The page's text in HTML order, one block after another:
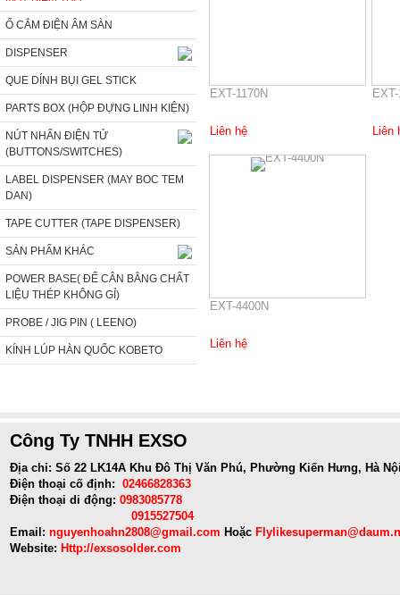
Ổ CẮM ĐIỆN ÂM SÀN
DISPENSER
QUE DÍNH BỤI GEL STICK
PARTS BOX (HỘP ĐỰNG LINH KIỆN)
NÚT NHẤN ĐIỆN TỬ
(BUTTONS/SWITCHES)
LABEL DISPENSER (MAY BOC TEM
DAN)
TAPE CUTTER (TAPE DISPENSER)
SẢN PHẨM KHÁC
POWER BASE( ĐẾ CÂN BẰNG CHẤT
LIỆU THÉP KHÔNG GỈ)
PROBE / JIG PIN ( LEENO)
KÍNH LÚP HÀN QUỐC KOBETO
EXT-1170N
Liên hệ Liên
EXT-4400N
Liên hệ
Công Ty TNHH EXSO
Địa chỉ: Số 22 LK14A Khu Đô Thị Văn Phú, Phường Kiến Hưng, Hà
Điện thoại cố định: 02466828363
Điện thoại di động: 0983085778
0915527504
Email: nguyenhoahn2808@gmail.com Hoặc
Website: Http://exsosolder.com